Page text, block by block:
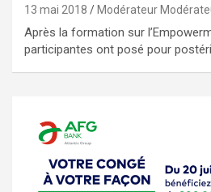
13 mai 2018 Modérateur
Après la formation sur
participantes ont posé pour